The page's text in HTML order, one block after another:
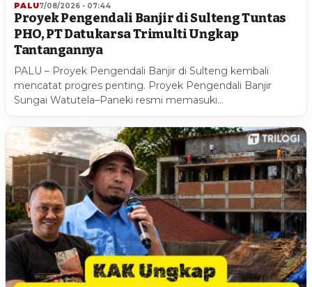
PALU7/08/2026 - 07:44
Proyek Pengendali Banjir di Sulteng Tuntas
PHO, PT Datukarsa Trimulti Ungkap
Tantangannya
PALU – Proyek Pengendali Banjir di Sulteng kembali
mencatat progres penting. Proyek Pengendali Banjir
Sungai Watutela–Paneki resmi memasuki…